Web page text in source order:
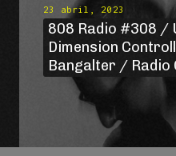
23 abril, 2023
808 Radio #308 /
Dimension
Bangalter /